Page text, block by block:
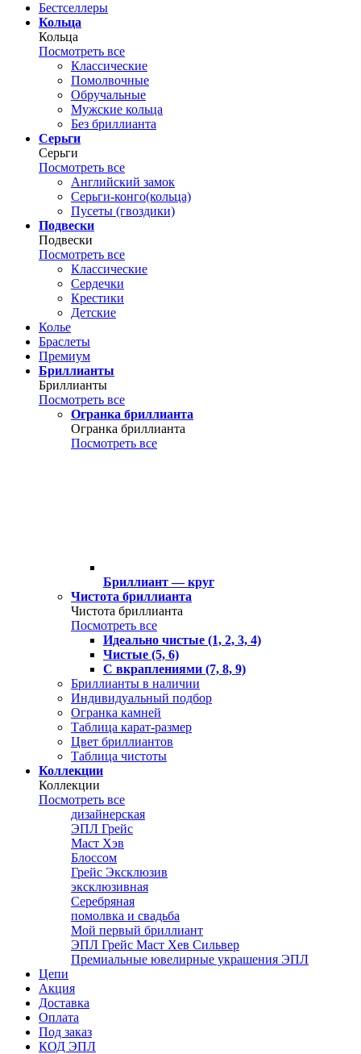
Бестселлеры
Кольца
Кольца
Посмотреть все
Классические
Помолвочные
Обручальные
Мужские кольца
Без бриллианта
Серьги
Серьги
Посмотреть все
Английский замок
Серьги-конго(кольца)
Пусеты (гвоздики)
Подвески
Подвески
Посмотреть все
Классические
Сердечки
Крестики
Детские
Колье
Браслеты
Премиум
Бриллианты
Бриллианты
Посмотреть все
Огранка бриллианта
Огранка бриллианта
Посмотреть все
Бриллиант — круг
Чистота бриллианта
Чистота бриллианта
Посмотреть все
Идеально чистые (1, 2, 3, 4)
Чистые (5, 6)
С вкраплениями (7, 8, 9)
Бриллианты в наличии
Индивидуальный подбор
Огранка камней
Таблица карат-размер
Цвет бриллиантов
Таблица чистоты
Коллекции
Коллекции
Посмотреть все
дизайнерская
ЭПЛ Грейс
Маст Хэв
Блоссом
Грейс Эксклюзив
эксклюзивная
Серебряная
помолвка и свадьба
Мой первый бриллиант
ЭПЛ Грейс Маст Хев Сильвер
Премиальные ювелирные украшения ЭПЛ
Цепи
Акция
Доставка
Оплата
Под заказ
КОД ЭПЛ